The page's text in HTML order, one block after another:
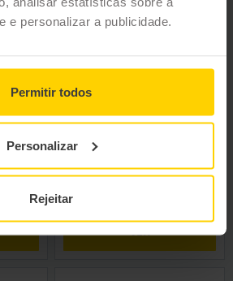
e personalizar a publicidade.
Permitir todos
Personalizar
Rejeitar
VER
VER